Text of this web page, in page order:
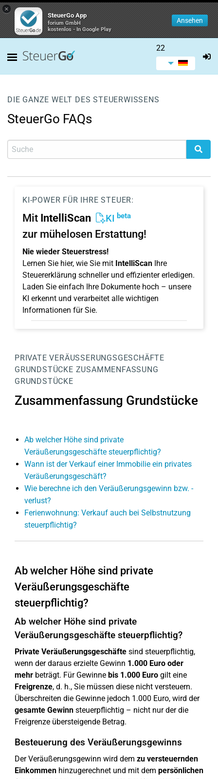
×
SteuerGo App
forium GmbH
kostenlos - In Google Play
Ansehen
22
DIE GANZE WELT DES STEUERWISSENS
SteuerGo FAQs
KI-POWER FÜR IHRE STEUER:
Mit IntelliScan KI beta
zur mühelosen Erstattung!
Nie wieder Steuerstress!
Lernen Sie hier, wie Sie mit IntelliScan Ihre
Steuererklärung schneller und effizienter erledigen.
Laden Sie einfach Ihre Dokumente hoch – unsere
KI erkennt und verarbeitet alle wichtigen
Informationen für Sie.
PRIVATE VERÄUSSERUNGSGESCHÄFTE
GRUNDSTÜCKE ZUSAMMENFASSUNG
GRUNDSTÜCKE
Zusammenfassung Grundstücke
Ab welcher Höhe sind private
Veräußerungsgeschäfte steuerpflichtig?
Wann ist der Verkauf einer Immobilie ein privates
Veräußerungsgeschäft?
Wie berechne ich den Veräußerungsgewinn bzw. -
verlust?
Ferienwohnung: Verkauf auch bei Selbstnutzung
steuerpflichtig?
Ab welcher Höhe sind private
Veräußerungsgeschäfte
steuerpflichtig?
Ab welcher Höhe sind private
Veräußerungsgeschäfte steuerpflichtig?
Private Veräußerungsgeschäfte sind steuerpflichtig,
wenn der daraus erzielte Gewinn 1.000 Euro oder
mehr beträgt. Für Gewinne bis 1.000 Euro gilt eine
Freigrenze, d. h., Sie müssen diese nicht versteuern.
Überschreiten die Gewinne jedoch 1.000 Euro, wird der
gesamte Gewinn steuerpflichtig – nicht nur der die
Freigrenze übersteigende Betrag.
Besteuerung des Veräußerungsgewinns
Der Veräußerungsgewinn wird dem zu versteuernden
Einkommen hinzugerechnet und mit dem persönlichen